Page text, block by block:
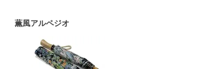
薫風アルペジオ